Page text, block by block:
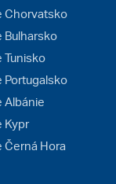
Chorvatsko
Bulharsko
Tunisko
Portugalsko
Albánie
Kypr
Černá Hora